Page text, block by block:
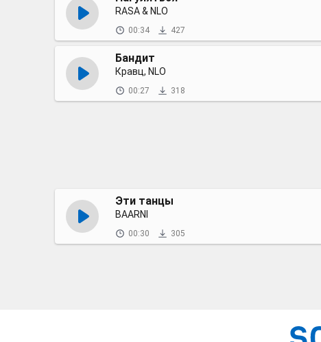
RASA & NLO
00:34 427
Бандит
Кравц, NLO
00:27 318
Эти танцы
BAARNI
00:30 305